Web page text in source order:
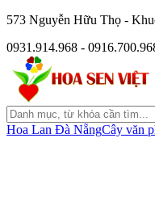
573 Nguyễn Hữu Thọ -
0931.914.968 -
Hoa Lan Đà NẵngCây văn